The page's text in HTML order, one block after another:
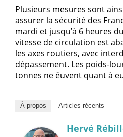
Plusieurs mesures sont
assurer la sécurité des
mardi et jusqu’à 6 heures
vitesse de circulation est
les axes routiers, avec
dépassement. Les poids-
tonnes ne êuvent quant à
À propos Articles récents
Hervé